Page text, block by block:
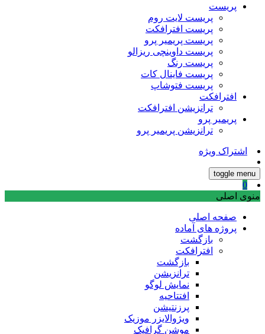
پریست
پریست لایت روم
پریست افترافکت
پریست پریمیر پرو
پریست داوینچی ریزالو
پریست رنگ
پریست فاینال کات
پریست فتوشاپ
افترافکت
ترانزیشن افترافکت
پریمیر پرو
ترانزیشن پریمیر پرو
اشتراک ویژه
toggle menu
0
منوی اصلی
صفحه اصلی
پروژه های آماده
بازگشت
افترافکت
بازگشت
ترانزیشن
نمایش لوگو
افتتاحیه
پرزنتیشن
ویژوالایزر موزیک
موشن گرافیک